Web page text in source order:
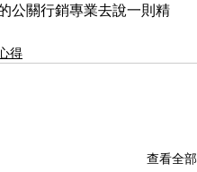
公關行銷專業去說一則精
得
查看全部